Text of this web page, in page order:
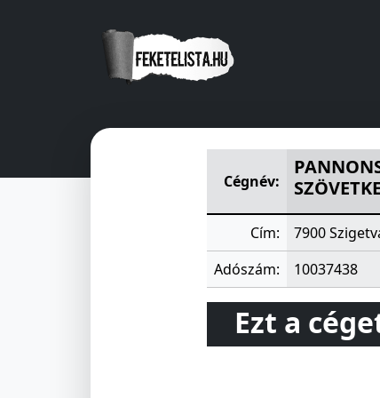
PANNONSZIGET
Cégnév:
Cím:
7900
Adószám:
10037438
Ezt a